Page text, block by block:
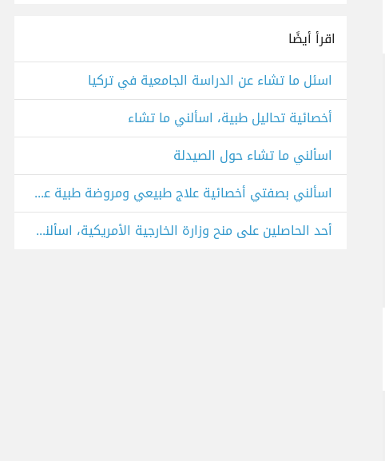
اقرأ أيضًا
اسئل ما تشاء عن الدراسة الجامعية في تركيا
أخصائية تحاليل طبية، اسألني ما تشاء
اسألني ما تشاء حول الصيدلة
اسألني بصفتي أخصائية علاج طبيعي ومروضة طبية عن آلام الظهر والمفاصل والأعصاب وإعادة التأهيل.
أحد الحاصلين على منح وزارة الخارجية الأمريكية، اسألني ما شئت عن الدراسة في أمريكا وبرامج التبادل الثقافي